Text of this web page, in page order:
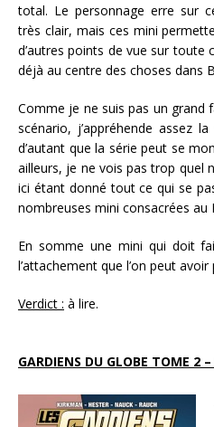
total. Le personnage erre sur
très clair, mais ces mini
d’autres points de vue sur toute
déjà au centre des choses dans
Comme je ne suis pas un grand
scénario, j’appréhende assez
d’autant que la série peut se
ailleurs, je ne vois pas trop quel
ici étant donné tout ce qui se
nombreuses mini consacrées au
En somme une mini qui doit
l’attachement que l’on peut
Verdict : à lire.
GARDIENS DU GLOBE TOME 2 –